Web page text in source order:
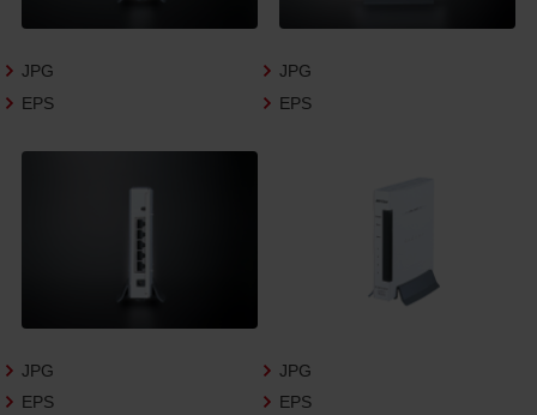
商品写真データ利用規約
意します。
2.利用許諾
お客様は、商品写真データ利用規約に従い、
当社商品の販売活動（中古による販売の場
の報道・解説に利用する場合に限り商品写
真データを複製、送信可能化して利用でき
JPG
EPS
JPG
EPS
JPG
EPS
JPG
EPS